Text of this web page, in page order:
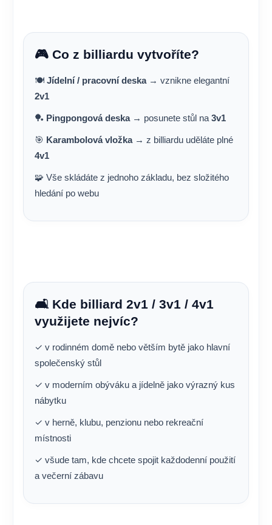
🎮 Co z billiardu vytvoříte?
🍽️Jídelní / pracovní deska→ vznikne elegantní
2v1
🏓 Pingpongová deska→ posunete stůl na3v1
🎯 Karambolová vložka→ z billiardu uděláte plné
4v1
🧩 Vše skládáte z jednoho základu, bez složitého
hledání po webu
🛋️ Kde billiard 2v1 / 3v1 / 4v1
využijete nejvíc?
✓ v rodinném domě nebo větším bytě jako hlavní
společenský stůl
✓ v moderním obýváku a jídelně jako výrazný kus
nábytku
✓ v herně, klubu, penzionu nebo rekreační
místnosti
✓ všude tam, kde chcete spojit každodenní použití
a večerní zábavu